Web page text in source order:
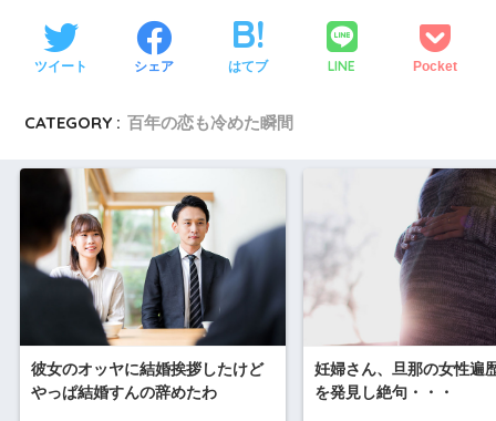
ツイート シェア はてブ LINE Pocket
CATEGORY : 百年の恋も冷めた瞬間
彼女のオッヤに結婚挨拶したけど
やっぱ結婚すんの辞めたわ
妊婦さん、旦那の女性遍
を発見し絶句・・・